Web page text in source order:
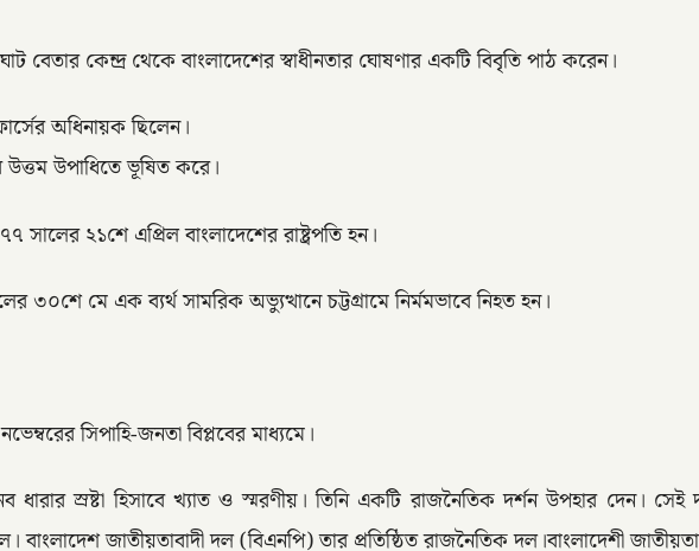
বেতার কেন্দ্র থেকে বাংলাদেশের স্বাধীনতার ঘোষণার একটি বিবৃতি পাঠ করেন।
অধিনায়ক ছিলেন।
উত্তম উপাধিতে ভূষিত করে।
সালের ২১শে এপ্রিল বাংলাদেশের রাষ্ট্রপতি হন।
৩০শে মে এক ব্যর্থ সামরিক অভ্যুত্থানে চট্টগ্রামে নির্মমভাবে নিহত হন।
সিপাহি-জনতা বিপ্লবের মাধ্যমে।
ধারার স্রষ্টা হিসাবে খ্যাত ও স্মরণীয়। তিনি একটি রাজনৈতিক দর্শন উপহার দেন।
জাতীয়তাবাদী দল (বিএনপি) তার প্রতিষ্ঠিত রাজনৈতিক দল।বাংলাদেশী